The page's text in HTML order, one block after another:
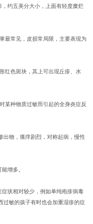
约五美分大小，上面有轻度糜烂
常见，皮损常局限，主要表现为
色斑块，其上可出现丘疹、水
种物质过敏而引起的全身炎症反
物，瘙痒剧烈，对称起病，慢性
增多。
状相对较少，例如单纯疱疹病毒
过敏的孩子有时也会加重湿疹的症